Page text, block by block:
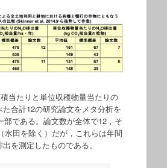
当たりと単位収穫物量当たりの
合計12の研究論文をメタ分析を
部である。論文数が全体で12，そ
水田を除く）だが，これらは年間
を測定したものである。